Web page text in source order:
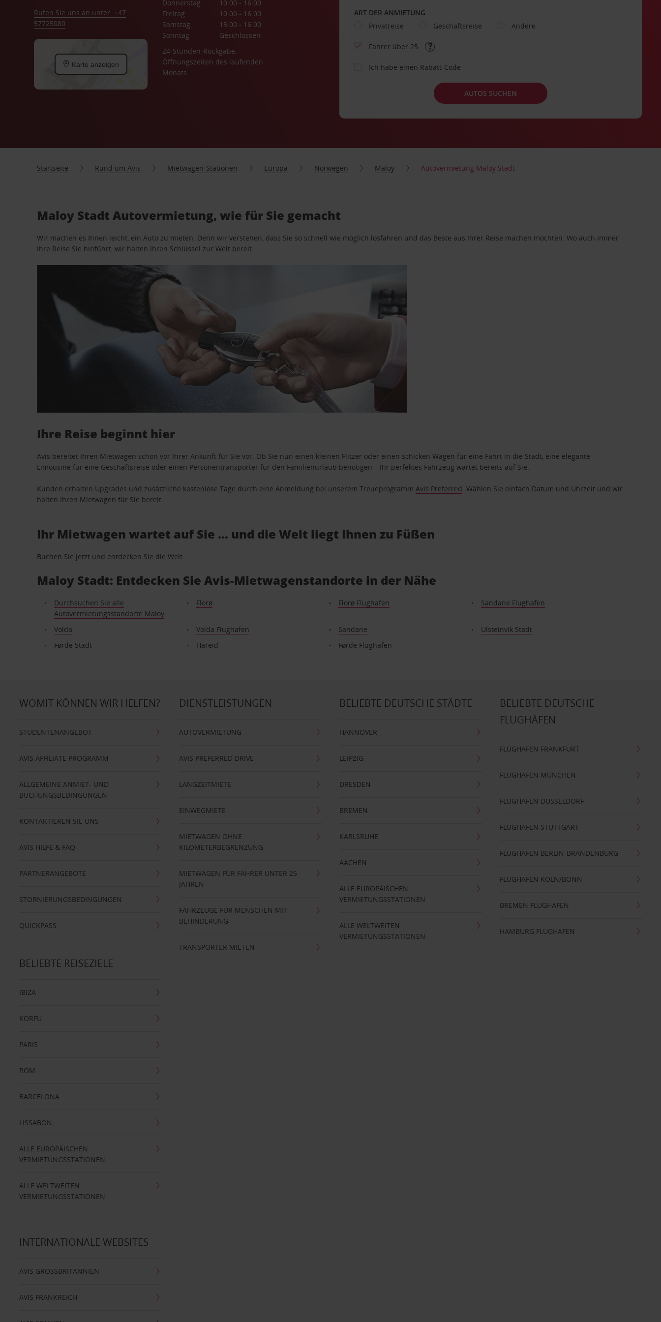
Rufen Sie uns an unter: +47
57725080
Karte anzeigen
Donnerstag
10:00 - 16:00
Freitag
10:00 - 16:00
Samstag
15:00 - 16:00
Sonntag
Geschlossen
24-Stunden-Rückgabe.
Öffnungszeiten des laufenden
Monats.
ART DER ANMIETUNG
Privatreise
Geschäftsreise Andere
Fahrer über 25
Ich habe einen Rabatt-Code
AUTOS SUCHEN
Startseite Rund um Avis Mietwagen-Stationen Europa Norwegen Maloy Autovermietung Maloy Stadt
Maloy Stadt Autovermietung, wie für Sie gemacht
Wir machen es Ihnen leicht, ein Auto zu mieten. Denn wir verstehen, dass Sie so schnell wie möglich losfahren und das Beste aus Ihrer Reise machen möchten. Wo auch immer
Ihre Reise Sie hinführt, wir halten Ihren Schlüssel zur Welt bereit.
Ihre Reise beginnt hier
Avis bereitet Ihren Mietwagen schon vor Ihrer Ankunft für Sie vor. Ob Sie nun einen kleinen Flitzer oder einen schicken Wagen für eine Fahrt in die Stadt, eine elegante
Limousine für eine Geschäftsreise oder einen Personentransporter für den Familienurlaub benötigen – Ihr perfektes Fahrzeug wartet bereits auf Sie.
Kunden erhalten Upgrades und zusätzliche kostenlose Tage durch eine Anmeldung bei unserem TreueprogrammAvis Preferred. Wählen Sie einfach Datum und Uhrzeit und wir
halten Ihren Mietwagen für Sie bereit.
Ihr Mietwagen wartet auf Sie … und die Welt liegt Ihnen zu Füßen
Buchen Sie jetzt und entdecken Sie die Welt.
Maloy Stadt: Entdecken Sie Avis-Mietwagenstandorte in der Nähe
Durchsuchen Sie alle
Autovermietungsstandorte Maloy
Florø Florø Flughafen Sandane Flughafen
Volda Volda Flughafen Sandane
Ulsteinvik Stadt
Førde Stadt
Hareid Førde Flughafen
WOMIT KÖNNEN WIR HELFEN?
STUDENTENANGEBOT
AVIS AFFILIATE PROGRAMM
ALLGEMEINE ANMIET- UND
BUCHUNGSBEDINGUNGEN
KONTAKTIEREN SIE UNS
AVIS HILFE & FAQ
PARTNERANGEBOTE
STORNIERUNGSBEDINGUNGEN
QUICKPASS
DIENSTLEISTUNGEN
AUTOVERMIETUNG
AVIS PREFERRED DRIVE
LANGZEITMIETE
EINWEGMIETE
MIETWAGEN OHNE
KILOMETERBEGRENZUNG
MIETWAGEN FÜR FAHRER UNTER 25
JAHREN
FAHRZEUGE FÜR MENSCHEN MIT
BEHINDERUNG
TRANSPORTER MIETEN
BELIEBTE DEUTSCHE STÄDTE
HANNOVER
LEIPZIG
DRESDEN
BREMEN
KARLSRUHE
AACHEN
ALLE EUROPÄISCHEN
VERMIETUNGSSTATIONEN
ALLE WELTWEITEN
VERMIETUNGSSTATIONEN
BELIEBTE DEUTSCHE
FLUGHÄFEN
FLUGHAFEN FRANKFURT
FLUGHAFEN MÜNCHEN
FLUGHAFEN DÜSSELDORF
FLUGHAFEN STUTTGART
FLUGHAFEN BERLIN-BRANDENBURG
FLUGHAFEN KÖLN/BONN
BREMEN FLUGHAFEN
HAMBURG FLUGHAFEN
BELIEBTE REISEZIELE
IBIZA
KORFU
PARIS
ROM
BARCELONA
LISSABON
ALLE EUROPÄISCHEN
VERMIETUNGSSTATIONEN
ALLE WELTWEITEN
VERMIETUNGSSTATIONEN
INTERNATIONALE WEBSITES
AVIS GROSSBRITANNIEN
AVIS FRANKREICH